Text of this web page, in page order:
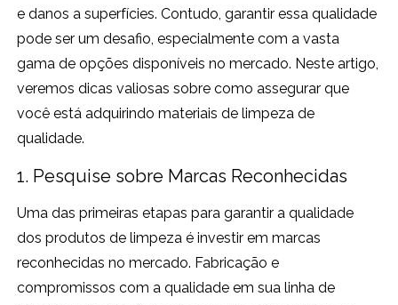
e danos a superfícies. Contudo, garantir essa qualidade
pode ser um desafio, especialmente com a vasta
gama de opções disponíveis no mercado. Neste artigo,
veremos dicas valiosas sobre como assegurar que
você está adquirindo materiais de limpeza de
qualidade.
1. Pesquise sobre Marcas Reconhecidas
Uma das primeiras etapas para garantir a qualidade
dos produtos de limpeza é investir em marcas
reconhecidas no mercado. Fabricação e
compromissos com a qualidade em sua linha de